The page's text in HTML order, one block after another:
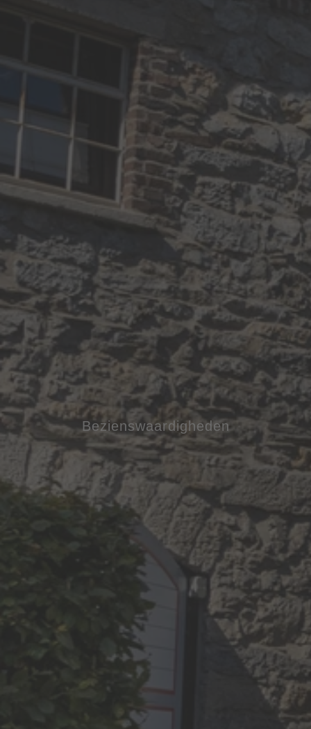
Bezienswaardigheden